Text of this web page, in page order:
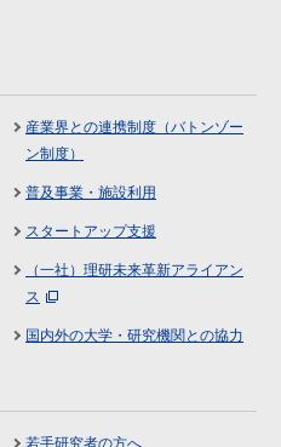
産業界との連携制度（バトンゾー
ン制度）
普及事業・施設利用
スタートアップ支援
（一社）理研未来革新アライアン
ス
国内外の大学・研究機関との協力
若手研究者の方へ